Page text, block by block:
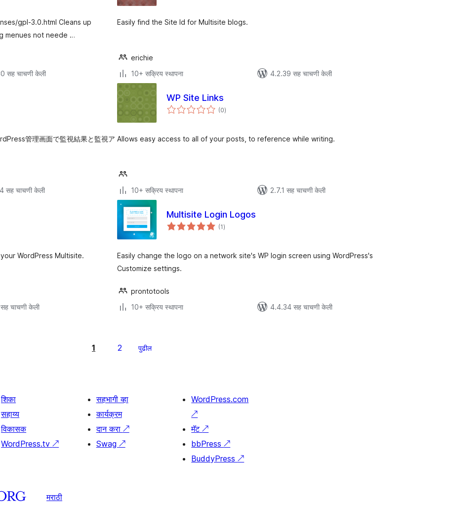
gpl-3.0.html Cleans up
menues not neede …
सह चाचणी केली
Easily find the Site Id for Multisite blogs.
erichie
10+ सक्रिय स्थापना
4.2.39 सह चाचणी केली
管理画面で監視結果と監視ア
सह चाचणी केली
WP Site Links
(0एकूण
मूल्यांकन
)
Allows easy access to all of your posts, to reference while writing.
10+ सक्रिय स्थापना 2.7.1 सह चाचणी केली
WordPress Multisite.
चाचणी केली
Multisite Login Logos
(1एकूण
मूल्यांकन
)
Easily change the logo on a network site's WP login screen using WordPress's
Customize settings.
prontotools
10+ सक्रिय स्थापना
4.4.34 सह चाचणी केली
1 2 पुढील
शिका
सहाय्य
विकासक
WordPress.tv↗
सहभागी व्हा
कार्यक्रम
दान करा ↗
Swag ↗
WordPress.com
↗
मॅट↗
bbPress↗
BuddyPress↗
मराठी